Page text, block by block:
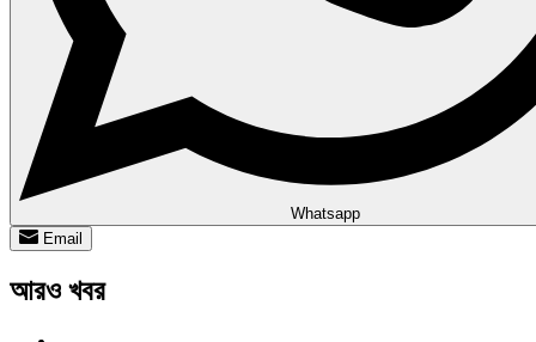
Whatsapp
Email
আরও খবর